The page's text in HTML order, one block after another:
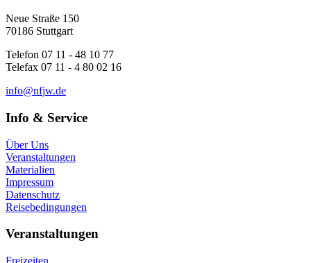
Neue Straße 150
70186 Stuttgart
Telefon 07 11 - 48 10 77
Telefax 07 11 - 4 80 02 16
info nfjw.de
Info & Service
Über Uns
Veranstaltungen
Materialien
Impressum
Datenschutz
Reisebedingungen
Veranstaltungen